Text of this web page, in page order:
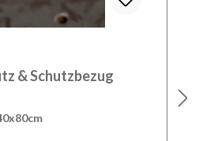
& Schutzbezug